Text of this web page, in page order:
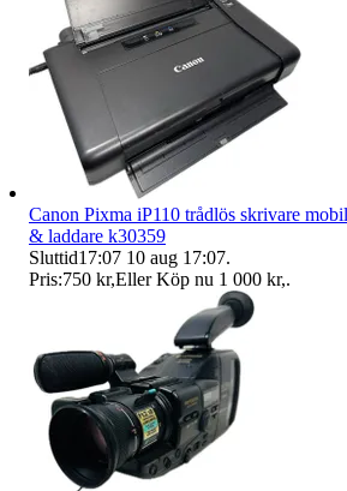
Canon Pixma iP110 trådlös skrivare
& laddare k30359
Sluttid17:07 10 aug 17:07.
Pris:750 kr,Eller Köp nu 1 000 kr,.